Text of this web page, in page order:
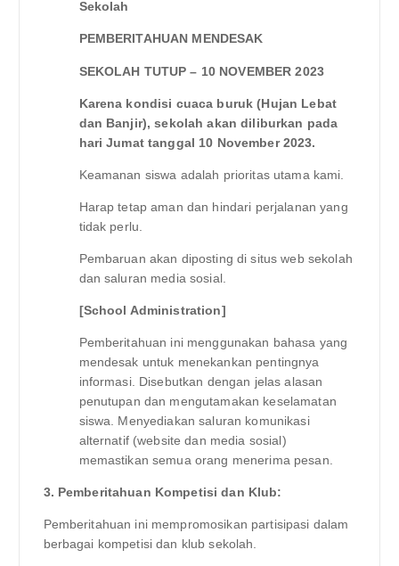
Sekolah
PEMBERITAHUAN MENDESAK
SEKOLAH TUTUP – 10 NOVEMBER 2023
Karena kondisi cuaca buruk (Hujan Lebat
dan Banjir), sekolah akan diliburkan pada
hari Jumat tanggal 10 November 2023.
Keamanan siswa adalah prioritas utama kami.
Harap tetap aman dan hindari perjalanan yang
tidak perlu.
Pembaruan akan diposting di situs web sekolah
dan saluran media sosial.
[School Administration]
Pemberitahuan ini menggunakan bahasa yang
mendesak untuk menekankan pentingnya
informasi. Disebutkan dengan jelas alasan
penutupan dan mengutamakan keselamatan
siswa. Menyediakan saluran komunikasi
alternatif (website dan media sosial)
memastikan semua orang menerima pesan.
3. Pemberitahuan Kompetisi dan Klub:
Pemberitahuan ini mempromosikan partisipasi dalam
berbagai kompetisi dan klub sekolah.